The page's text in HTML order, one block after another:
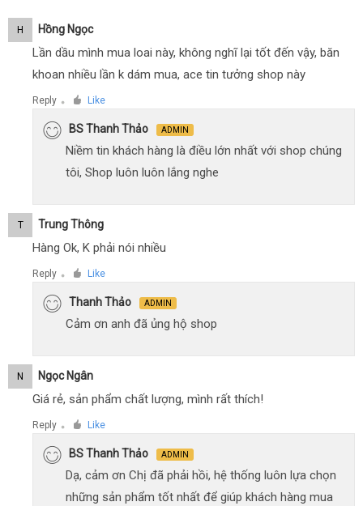
H Hồng Ngọc
Lần dầu mình mua loai này, không nghĩ lại tốt đến vậy, băn
khoan nhiều lần k dám mua, ace tin tưởng shop này
Reply ● Like
BS Thanh Thảo ADMIN
Niềm tin khách hàng là điều lớn nhất với shop chúng
tôi, Shop luôn luôn lắng nghe
T Trung Thông
Hàng Ok, K phải nói nhiều
Reply ● Like
Thanh Thảo ADMIN
Cảm ơn anh đã ủng hộ shop
N Ngọc Ngân
Giá rẻ, sản phẩm chất lượng, mình rất thích!
Reply ● Like
BS Thanh Thảo ADMIN
Dạ, cảm ơn Chị đã phải hồi, hệ thống luôn lựa chọn
những sản phẩm tốt nhất để giúp khách hàng mua